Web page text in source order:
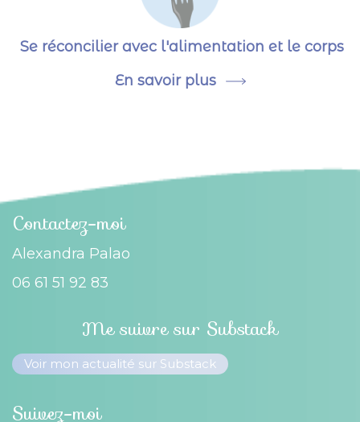
Se réconcilier avec l'alimentation et le corps
En savoir plus
Contactez-moi
Alexandra Palao
06 61 51 92 83
Me suivre sur Substack
Voir mon actualité sur Substack
Suivez-moi